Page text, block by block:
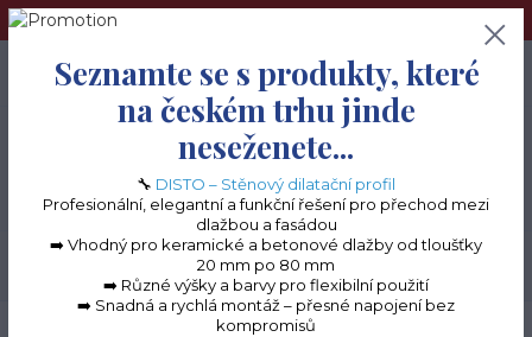
➢Terče pod dlažbu naleznete na e-shopu www.terceshop.cz!➢
+420 605 740 744
0
0 Kč
Balkonové lišty do lepidla Balkonová lišta STONE
Seznamte se s produkty, které
na českém trhu jinde
neseženete...
🔧 DISTO – Stěnový dilatační profil
Profesionální, elegantní a funkční řešení pro přechod mezi
dlažbou a fasádou
➡️ Vhodný pro keramické a betonové dlažby od tloušťky
20 mm po 80 mm
➡️ Různé výšky a barvy pro flexibilní použití
➡️ Snadná a rychlá montáž – přesné napojení bez
kompromisů